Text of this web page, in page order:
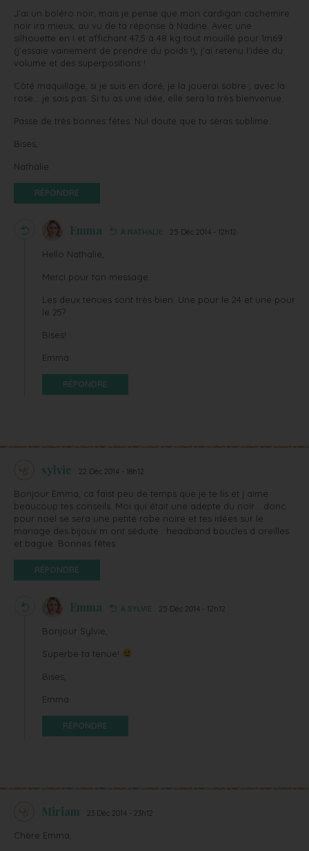
J’ai un boléro noir, mais je pense que mon cardigan cachemire
noir ira mieux, au vu de ta réponse à Nadine. Avec une
silhouette en I et affichant 47,5 à 48 kg tout mouillé pour 1m69
(j’essaie vainement de prendre du poids !), j’ai retenu l’idée du
volume et des superpositions !
Côté maquillage, si je suis en doré, je la jouerai sobre ; avec la
rose… je sais pas. Si tu as une idée, elle sera la très bienvenue.
Passe de très bonnes fêtes. Nul doute que tu seras sublime.
Bises,
Nathalie.
RÉPONDRE
Emma À NATHALIE 25 Déc 2014 - 12h12
Hello Nathalie,
Merci pour ton message.
Les deux tenues sont très bien. Une pour le 24 et une pour
le 25?
Bises!
Emma
RÉPONDRE
sylvie 22 Déc 2014 - 18h12
Bonjour Emma, ca faist peu de temps que je te lis et j aime
beaucoup tes conseils. Moi qui était une adepte du noir… donc
pour noel se sera une petite robe noire et tes idées sur le
mariage des bijoux m ont séduite : headband boucles d oreilles
et bague. Bonnes fêtes.
RÉPONDRE
Emma À SYLVIE 25 Déc 2014 - 12h12
Bonjour Sylvie,
Superbe ta tenue!
Bises,
Emma
RÉPONDRE
Miriam 23 Déc 2014 - 23h12
Chère Emma,